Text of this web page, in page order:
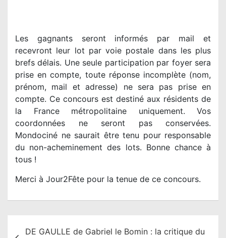
Les gagnants seront informés par mail et
recevront leur lot par voie postale dans les plus
brefs délais. Une seule participation par foyer sera
prise en compte, toute réponse incomplète (nom,
prénom, mail et adresse) ne sera pas prise en
compte. Ce concours est destiné aux résidents de
la France métropolitaine uniquement. Vos
coordonnées ne seront pas conservées.
Mondociné ne saurait être tenu pour responsable
du non-acheminement des lots. Bonne chance à
tous !
Merci à Jour2Fête pour la tenue de ce concours.
DE GAULLE de Gabriel le Bomin : la critique du